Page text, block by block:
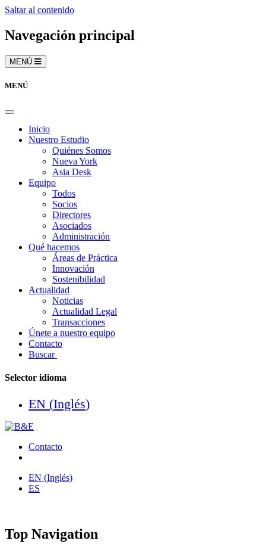
Saltar al contenido
Navegación principal
MENÚ
MENÚ
Inicio
Nuestro Estudio
Quiénes Somos
Nueva York
Asia Desk
Equipo
Todos
Socios
Directores
Asociados
Administración
Qué hacemos
Áreas de Práctica
Innovación
Sostenibilidad
Actualidad
Noticias
Actualidad Legal
Transacciones
Únete a nuestro equipo
Contacto
Buscar
Selector idioma
EN (Inglés)
Contacto
EN (Inglés)
ES
Top Navigation